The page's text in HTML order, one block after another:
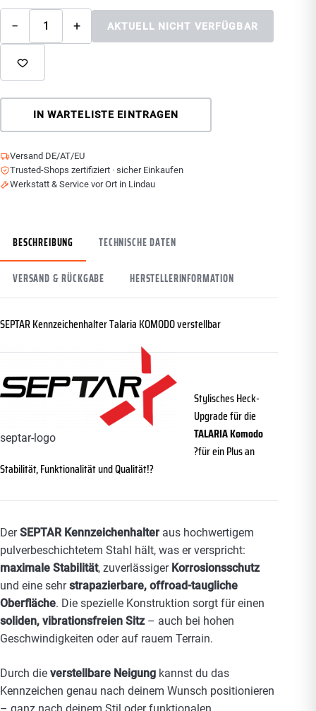
− + AKTUELL NICHT VERFÜGBAR
IN WARTELISTE EINTRAGEN
Versand DE/AT/EU
Trusted-Shops zertifiziert · sicher Einkaufen
Werkstatt & Service vor Ort in Lindau
BESCHREIBUNG TECHNISCHE DATEN
VERSAND & RÜCKGABE HERSTELLERINFORMATION
SEPTAR Kennzeichenhalter Talaria KOMODO verstellbar
septar-logo
Stylisches Heck-
Upgrade für die
TALARIA Komodo
?für ein Plus an
Stabilität, Funktionalität und Qualität!?
DerSEPTAR Kennzeichenhalter aus hochwertigem
pulverbeschichtetem Stahl hält, was er verspricht:
maximale Stabilität, zuverlässiger Korrosionsschutz
und eine sehrstrapazierbare, offroad-taugliche
Oberfläche. Die spezielle Konstruktion sorgt für einen
soliden, vibrationsfreien Sitz– auch bei hohen
Geschwindigkeiten oder auf rauem Terrain.
Durch die verstellbare Neigung kannst du das
Kennzeichen genau nach deinem Wunsch positionieren
– ganz nach deinem Stil oder funktionalen